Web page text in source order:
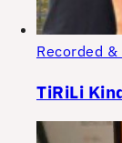
Recorded
TiRiLi